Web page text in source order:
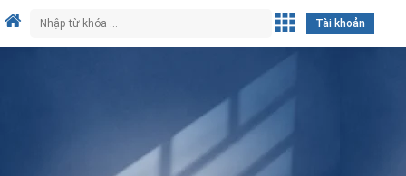
Tài khoản